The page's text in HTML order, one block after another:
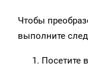
Чтобы
выполните
Посетите